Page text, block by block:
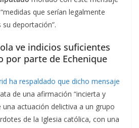
que serían legalmente
deportación”.
ve indicios suficientes
por parte de Echenique
ha respaldado que dicho mensaje
de una afirmación “incierta y
actuación delictiva a un grupo
de la Iglesia católica, con una